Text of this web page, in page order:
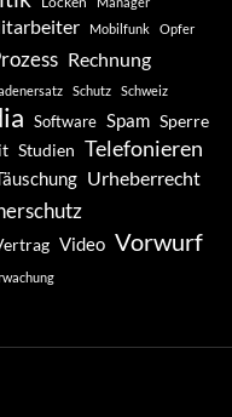
Mobilfunk Opfer
Rechnung
Schutz Schweiz
Software Spam Sperre
Studien Telefonieren
Urheberrecht
Video Vorwurf